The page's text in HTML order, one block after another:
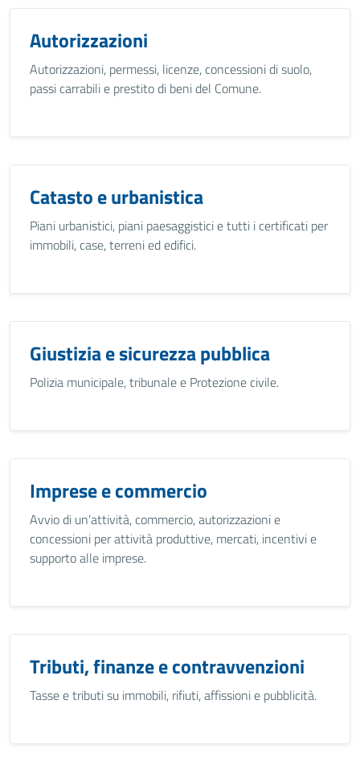
Autorizzazioni
Autorizzazioni, permessi, licenze, concessioni di suolo,
passi carrabili e prestito di beni del Comune.
Catasto e urbanistica
Piani urbanistici, piani paesaggistici e tutti i certificati per
immobili, case, terreni ed edifici.
Giustizia e sicurezza pubblica
Polizia municipale, tribunale e Protezione civile.
Imprese e commercio
Avvio di un’attività, commercio, autorizzazioni e
concessioni per attività produttive, mercati, incentivi e
supporto alle imprese.
Tributi, finanze e contravvenzioni
Tasse e tributi su immobili, rifiuti, affissioni e pubblicità.